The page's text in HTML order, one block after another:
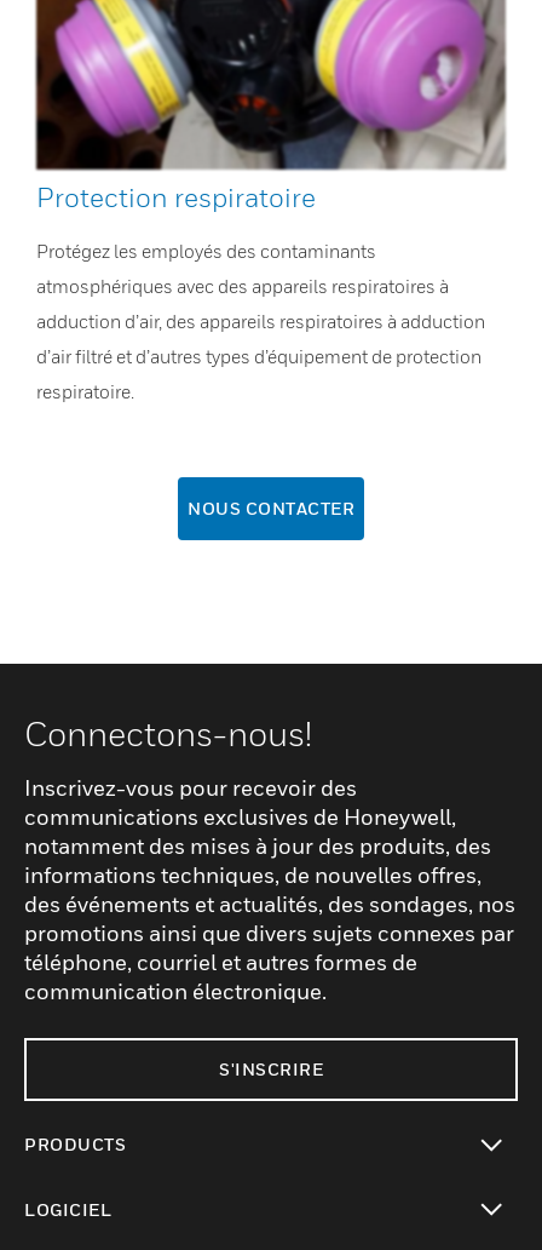
Protection respiratoire
Protégez les employés des contaminants
atmosphériques avec des appareils respiratoires à
adduction d’air, des appareils respiratoires à adduction
d’air filtré et d’autres types d’équipement de protection
respiratoire.
NOUS CONTACTER
Connectons-nous!
Inscrivez-vous pour recevoir des
communications exclusives de Honeywell,
notamment des mises à jour des produits, des
informations techniques, de nouvelles offres,
des événements et actualités, des sondages, nos
promotions ainsi que divers sujets connexes par
téléphone, courriel et autres formes de
communication électronique.
S'INSCRIRE
PRODUCTS
LOGICIEL